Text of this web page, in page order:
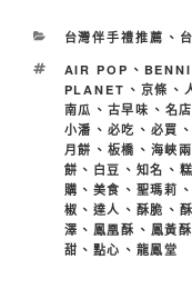
分
台灣伴手禮推薦 、
標
籤
AIR POP 、 BENNI
PLANET 、 京條 、
南瓜 、 古早味 、 名店
小潘 、 必吃 、 必買 、
月餅 、 板橋 、 海峽
餅 、 白豆 、 知名 、
購 、 美食 、 聖瑪莉 、
椒 、 達人 、 酥脆 、
澤 、 鳳凰酥 、 鳳黃酥
甜 、 點心 、 龍鳳堂